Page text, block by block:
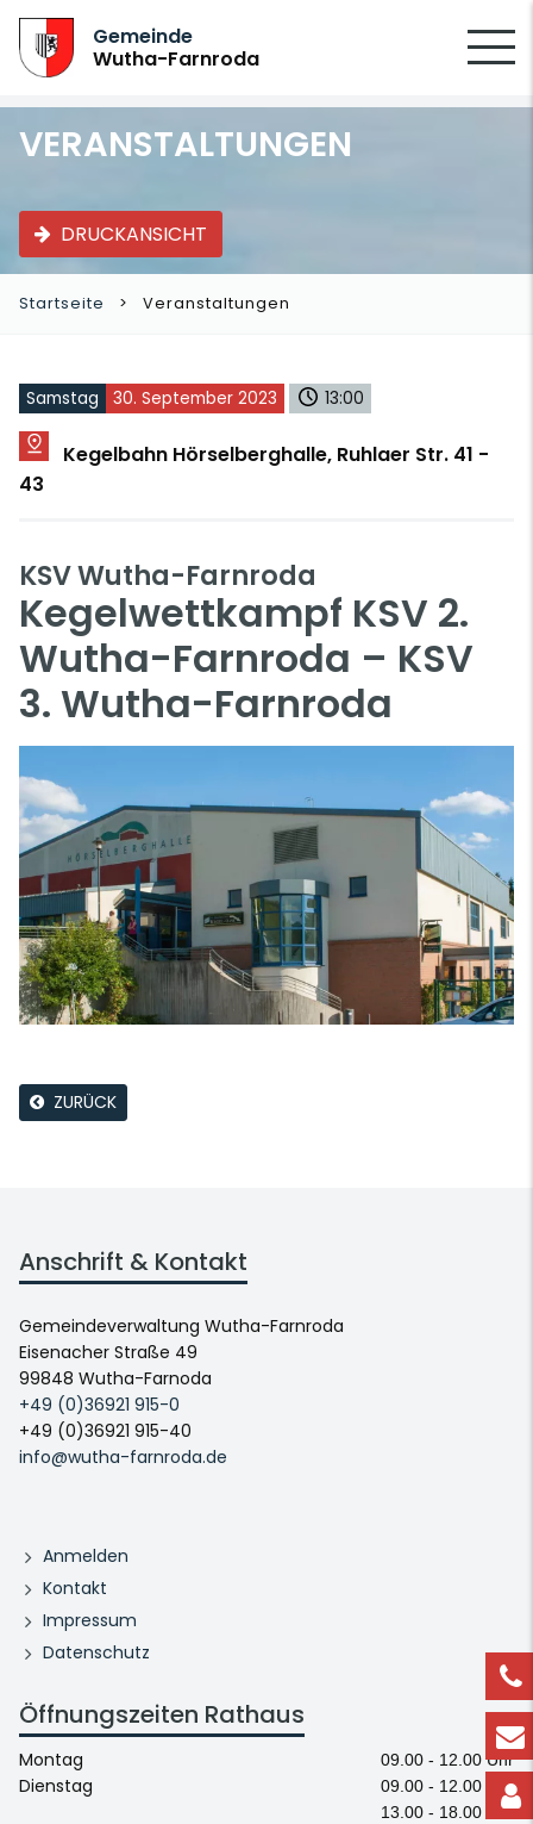
Gemeinde
Wutha-Farnroda
VERANSTALTUNGEN
DRUCKANSICHT
Startseite Veranstaltungen
Samstag 30. September 2023 13:00
Kegelbahn Hörselberghalle, Ruhlaer Str. 41 -
43
KSV Wutha-Farnroda
Kegelwettkampf KSV 2.
Wutha-Farnroda – KSV
3. Wutha-Farnroda
ZURÜCK
Anschrift & Kontakt
Gemeindeverwaltung Wutha-Farnroda
Eisenacher Straße 49
99848 Wutha-Farnoda
+49 (0)36921 915-0
+49 (0)36921 915-40
info@wutha-farnroda.de
Anmelden
Kontakt
Impressum
Datenschutz
Öffnungszeiten Rathaus
Montag 09.00 - 12.00 Uhr
Dienstag
09.00 - 12.00 Uhr
13.00 - 18.00 Uhr